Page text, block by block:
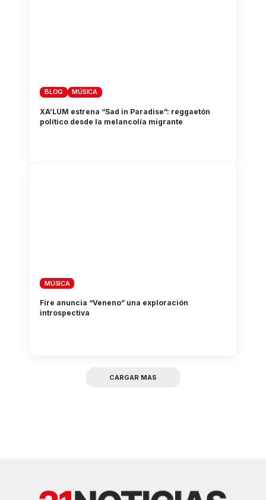
BLOG MÚSICA
XA’LUM estrena “Sad in Paradise”: reggaetón
político desde la melancolía migrante
MÚSICA
Fire anuncia “Veneno” una exploración
introspectiva
CARGAR MAS